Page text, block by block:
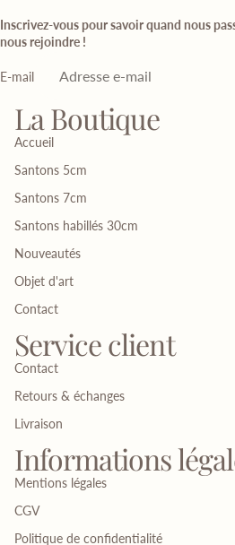
Inscrivez-vous pour savoir quand nous
nous rejoindre !
E-mail
La Boutique
Accueil
Santons 5cm
Santons 7cm
Santons habillés 30cm
Nouveautés
Objet d'art
Contact
Service client
Contact
Retours & échanges
Livraison
Informations
Mentions légales
CGV
Politique de confidentialité